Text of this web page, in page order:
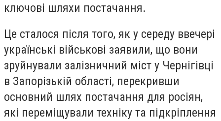
ключові шляхи постачання.
Це сталося після того, як у середу ввечері
українські військові заявили, що вони
зруйнували залізничний міст у Чернігівці
в Запорізькій області, перекривши
основний шлях постачання для росіян,
які переміщували техніку та підкріплення